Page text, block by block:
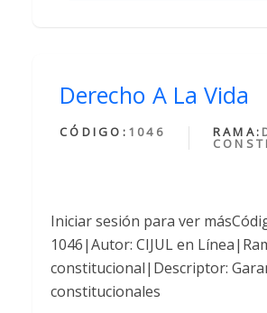
Derecho A La Vida
CÓDIGO: 1046 RAMA:
Iniciar sesión para ver
1046|Autor: CIJUL en
constitucional|Descriptor:
constitucionales